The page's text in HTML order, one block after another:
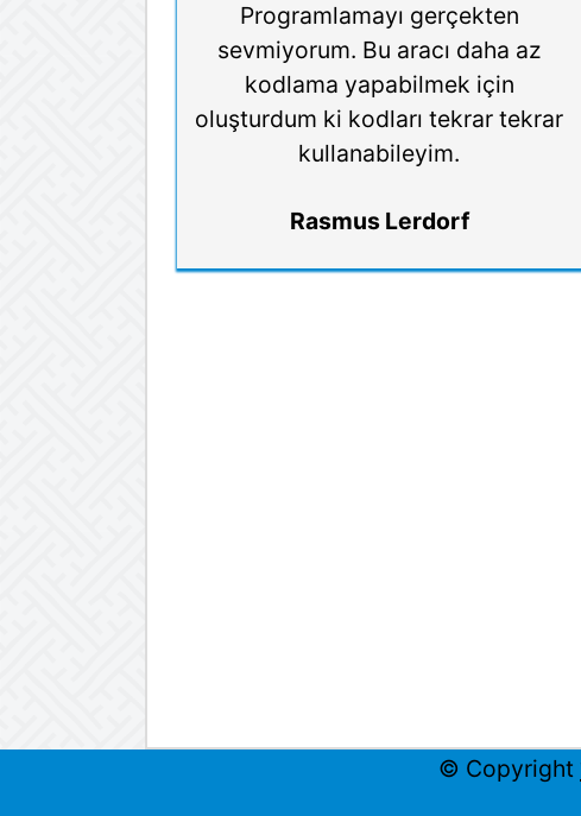
Programlamayı gerçekten
sevmiyorum. Bu aracı daha az
kodlama yapabilmek için
oluşturdum ki kodları tekrar tekrar
kullanabileyim.
Rasmus Lerdorf
© Copyright